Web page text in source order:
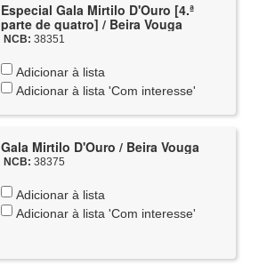
Especial Gala Mirtilo D'Ouro [4.ª
parte de quatro] / Beira Vouga
NCB: 38351
Adicionar à lista
Adicionar à lista 'Com interesse'
Gala Mirtilo D'Ouro / Beira Vouga
NCB: 38375
Adicionar à lista
Adicionar à lista 'Com interesse'